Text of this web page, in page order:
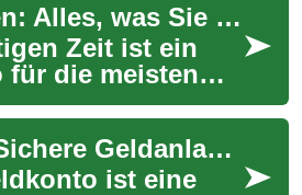
Bankkonten: Alles, was Sie über Geldanlage und Finanzen wissen müssen
Zeit ist ein
für die meisten
Es
als sicherer
Festgeld: Sichere Geldanlage mit garantierten Zinsen
ist eine